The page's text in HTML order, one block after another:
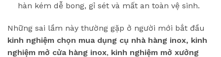
hàn kém dễ bong, gỉ sét và mất an toàn vệ sinh.
Những sai lầm này thường gặp ở người mới bắt đầu
kinh nghiệm chọn mua dụng cụ nhà hàng inox, kinh
nghiệm mở cửa hàng inox, kinh nghiệm mở xưởng